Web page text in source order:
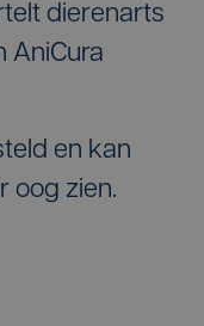
dierenarts
AniCura
en kan
oog zien.